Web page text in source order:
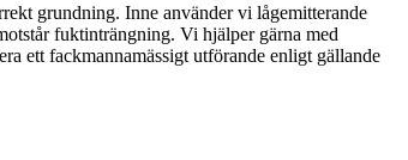
grundning. Inne använder vi lågemitterande
fuktinträngning. Vi hjälper gärna med
ett fackmannamässigt utförande enligt gällande